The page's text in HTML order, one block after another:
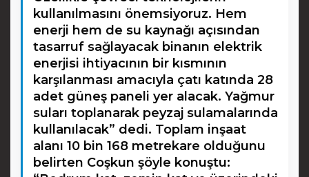
kullanılmasını önemsiyoruz. Hem
enerji hem de su kaynağı açısından
tasarruf sağlayacak binanın elektrik
enerjisi ihtiyacının bir kısmının
karşılanması amacıyla çatı katında 28
adet güneş paneli yer alacak. Yağmur
suları toplanarak peyzaj sulamalarında
kullanılacak” dedi. Toplam inşaat
alanı 10 bin 168 metrekare olduğunu
belirten Coşkun şöyle konuştu: